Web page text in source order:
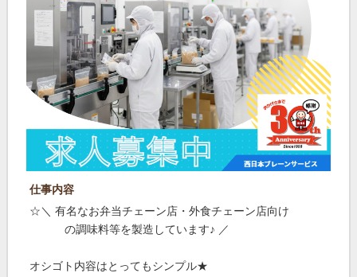
仕事内容
☆＼ 有名なお弁当チェーン店・外食チェーン店向け
の調味料等を製造しています♪ ／
オシゴト内容はとってもシンプル★